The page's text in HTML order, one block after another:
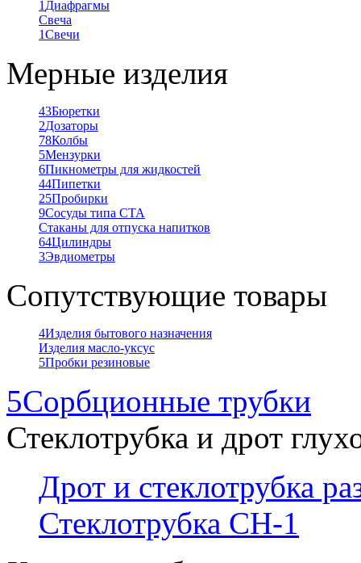
1 Диафрагмы
Свеча
1Свечи
Мерные изделия
43Бюретки
2Дозаторы
78Колбы
5Мензурки
6Пикнометры для жидкостей
44Пипетки
25Пробирки
9Сосуды типа СТА
Стаканы для отпуска напитков
64Цилиндры
3Эвдиометры
Сопутствующие товары
4Изделия бытового назначения
Изделия масло-уксус
5Пробки резиновые
5Сорбционные трубки
Стеклотрубка и дрот
Дрот и стеклотрубка
Стеклотрубка СН-1